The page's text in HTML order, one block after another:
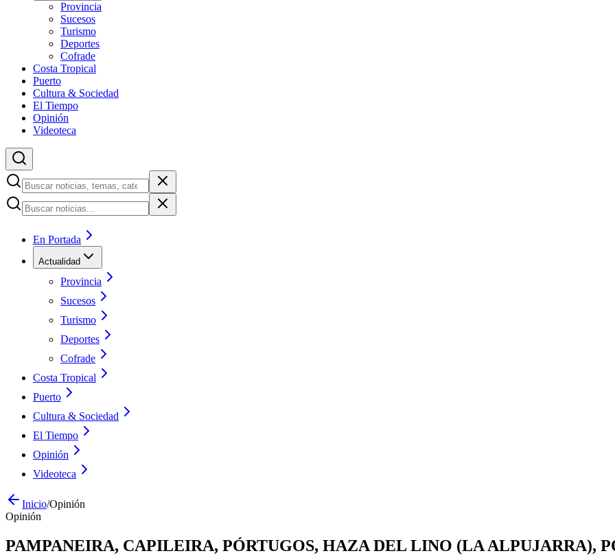
Provincia
Sucesos
Turismo
Deportes
Cofrade
Costa Tropical
Puerto
Cultura & Sociedad
El Tiempo
Opinión
Videoteca
En Portada
Actualidad
Provincia
Sucesos
Turismo
Deportes
Cofrade
Costa Tropical
Puerto
Cultura & Sociedad
El Tiempo
Opinión
Videoteca
Inicio/Opinión
Opinión
PAMPANEIRA, CAPILEIRA, PÓRTUGOS, HAZA DEL LINO (LA ALPUJARRA),